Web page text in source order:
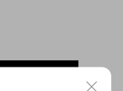
Kobe 6